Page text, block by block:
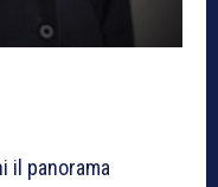
il panorama